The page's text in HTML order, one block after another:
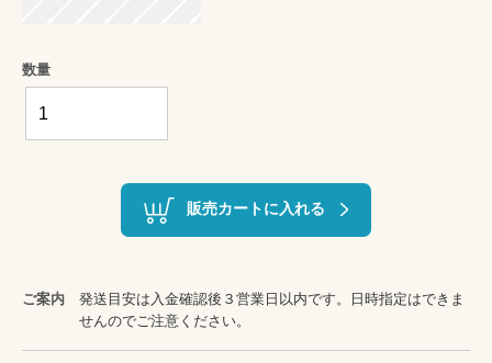
数量
販売カートに入れる
ご案内
発送目安は入金確認後３営業日以内です。日時指定はできま
せんのでご注意ください。